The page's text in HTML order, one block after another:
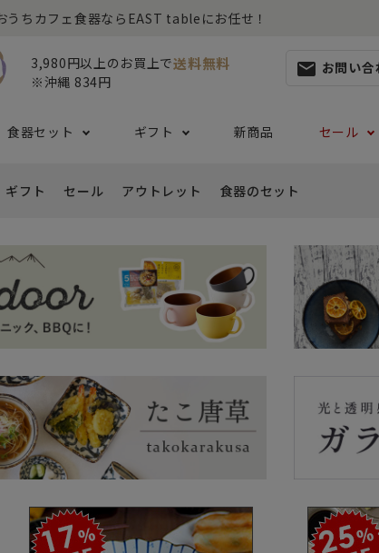
ちカフェ食器ならEAST tableにお任せ！
3,980円以上のお買上で送料無料
※沖縄 834円
mail お問い
- 中鉢・取り鉢・サラダボウル
- 大鉢
- とんすい
- 汁椀
- どんぶり・丼
- ラーメン鉢
イン・カラーで探す
- 和食器
- 白い食器
- 黒い食器
素材で探す
- 磁器製
- 木製
推し活特集 食品 ~から
食器セット
洋食器セット 白い食器セ
まとめ買い
ギフト
- 誕生日
- 内祝い
- 有料ラッ
- Eギフト
新商品 セール
ギフト セール アウトレット 食器のセット